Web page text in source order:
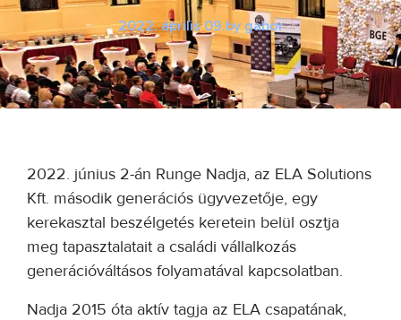
2022. április 09.bygabor
2022. június 2-án Runge Nadja, az ELA Solutions
Kft. második generációs ügyvezetője, egy
kerekasztal beszélgetés keretein belül osztja
meg tapasztalatait a családi vállalkozás
generációváltásos folyamatával kapcsolatban.
Nadja 2015 óta aktív tagja az ELA csapatának,